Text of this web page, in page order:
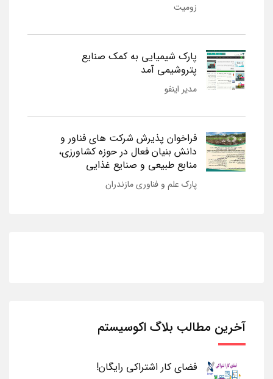
زومیت
پارک شیمیایی به کمک صنایع
پتروشیمی آمد
مدیر اینفو
فراخوان پذیرش شرکت های فناور و
دانش بنیان فعال در حوزه کشاورزی،
منابع طبیعی و صنایع غذایی
پارک علم و فناوری مازندران
آخرین مطالب بلاگ اکوسیستم
فضای کار اشتراکی رایگان!